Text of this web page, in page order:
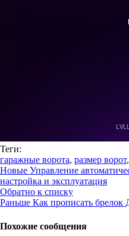
Теги:
гаражные ворота, размер ворот,
Новые Управление
настройка и эксплуатация
Обратно к списку
Раньше Как прописать брелок
Похожие сообщения